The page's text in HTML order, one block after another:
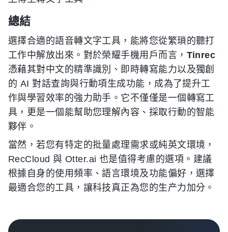
總結
選擇合適的語音轉文字工具，能將您從繁瑣的聽打
工作中解放出來。對於榮耀手機用戶而言， Tinrec
憑藉其對中文的精準識別、即時轉寫能力以及獨創
的 AI 對話查詢與行動項生成功能，成為了提升工
作與學習效率的強力助手。它不僅僅是一個轉寫工
具，更是一個能幫助您理解內容、採取行動的智能
夥伴。
當然，若您有特定的批量處理需求或純英文環境，
RecCloud 與 Otter.ai 也是值得考慮的選項。建議
根據自身的使用頻率、語言環境及功能偏好，選擇
最適合您的工具，讓科技真正為您的生产力加分。